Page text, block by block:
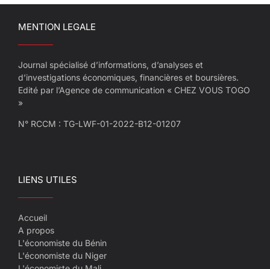
MENTION LEGALE
Journal spécialisé d’informations, d’analyses et
d’investigations économiques, financières et boursières.
Edité par l’Agence de communication « CHEZ VOUS TOGO
»
N° RCCM : TG-LWF-01-2022-B12-01207
LIENS UTILES
Accueil
A propos
L'économiste du Bénin
L'économiste du Niger